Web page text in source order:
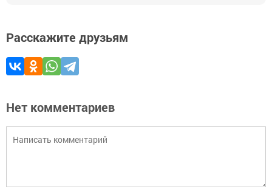
Расскажите друзьям
Нет комментариев